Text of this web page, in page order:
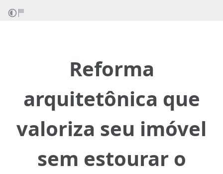
Reforma
arquitetônica que
valoriza seu imóvel
sem estourar o